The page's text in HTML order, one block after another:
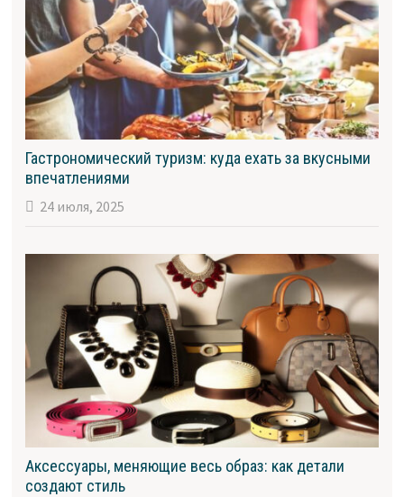
Гастрономический туризм: куда ехать за вкусными
впечатлениями
24 июля, 2025
Аксессуары, меняющие весь образ: как детали
создают стиль